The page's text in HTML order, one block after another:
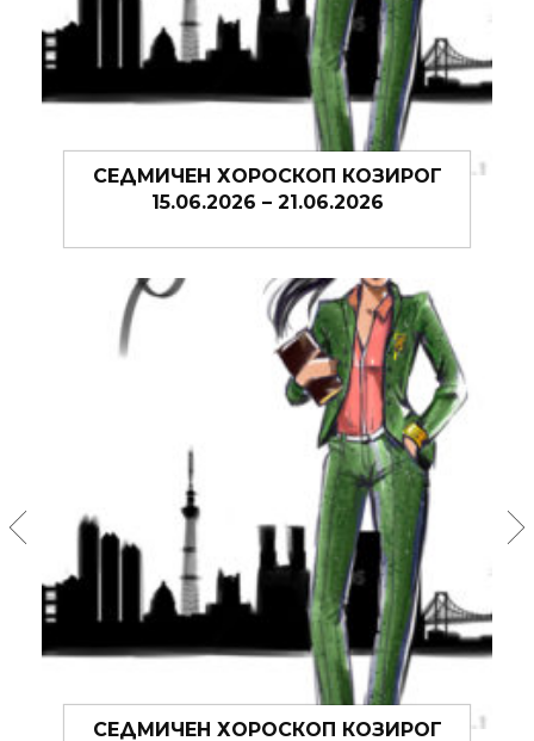
СЕДМИЧЕН ХОРОСКОП КОЗИРОГ
08.06.2026 – 14.06.2026
СЕДМИЧЕН ХОРОСКОП